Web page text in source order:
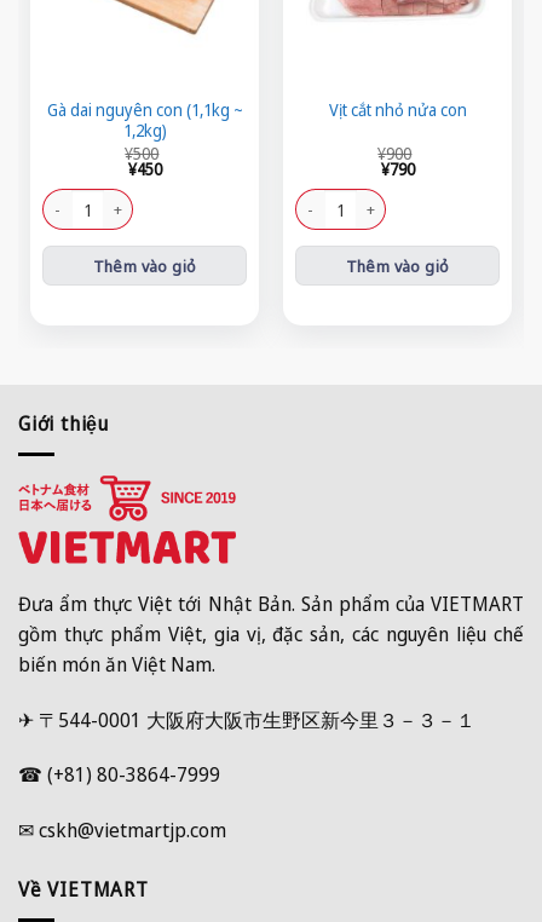
Gà dai nguyên con (1,1kg ~
1,2kg)
¥500
¥500.
¥450
tại
là:
¥450.
Gà dai nguyên con (1,1kg ~ 1,2kg) số lượng
Thêm vào giỏ
Vịt cắt nhỏ nửa con
¥900
¥900.
¥790
tại
là:
¥790.
Vịt cắt nhỏ nửa con số lượng
Thêm vào giỏ
Giới thiệu
Đưa ẩm thực Việt tới Nhật Bản. Sản phẩm của VIETMART
gồm thực phẩm Việt, gia vị, đặc sản, các nguyên liệu chế
biến món ăn Việt Nam.
✈ 〒544-0001 大阪府大阪市生野区新今里３－３－１
☎ (+81) 80-3864-7999
✉ cskh@vietmartjp.com
Về VIETMART